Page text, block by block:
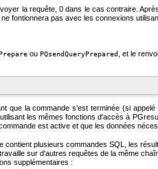
la requête, 0 dans le cas contraire.
ne fontionnera pas avec les connexions
ou PQsendQueryPrepared, et le
que la commande s'est terminée (si
les mêmes fonctions d'accès à
est active et que les données
contient plusieurs commandes SQL
, les
sur d'autres requêtes de la même
supplémentaires :